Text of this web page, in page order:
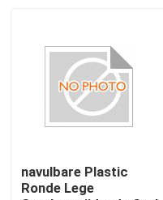
Thuis
navulbare Plastic
Ronde Lege